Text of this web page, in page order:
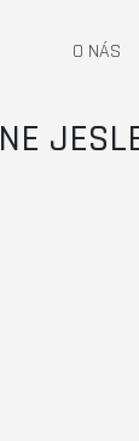
O NÁS
NE